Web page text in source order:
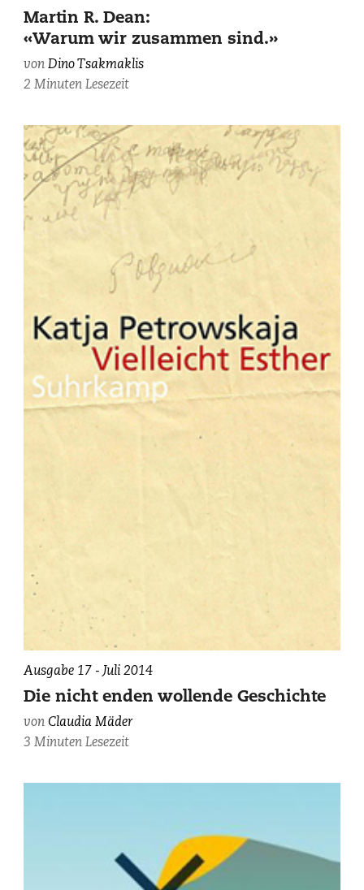
Martin R. Dean:
«Warum wir zusammen sind.»
vonDino Tsakmaklis
2 Minuten Lesezeit
Ausgabe 17 - Juli 2014
Die nicht enden wollende Geschichte
vonClaudia Mäder
3 Minuten Lesezeit